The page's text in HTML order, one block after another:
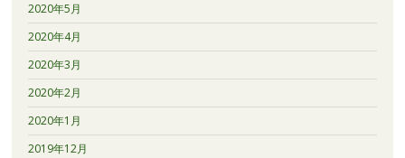
2020年5月
2020年4月
2020年3月
2020年2月
2020年1月
2019年12月